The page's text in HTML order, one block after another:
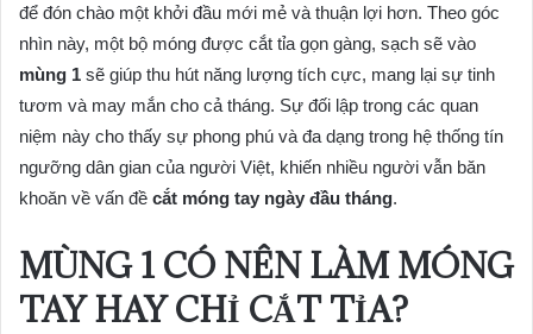
để đón chào một khởi đầu mới mẻ và thuận lợi hơn. Theo góc
nhìn này, một bộ móng được cắt tỉa gọn gàng, sạch sẽ vào
mùng 1 sẽ giúp thu hút năng lượng tích cực, mang lại sự tinh
tươm và may mắn cho cả tháng. Sự đối lập trong các quan
niệm này cho thấy sự phong phú và đa dạng trong hệ thống tín
ngưỡng dân gian của người Việt, khiến nhiều người vẫn băn
khoăn về vấn đề cắt móng tay ngày đầu tháng.
MÙNG 1 CÓ NÊN LÀM MÓNG
TAY HAY CHỈ CẮT TỈA?